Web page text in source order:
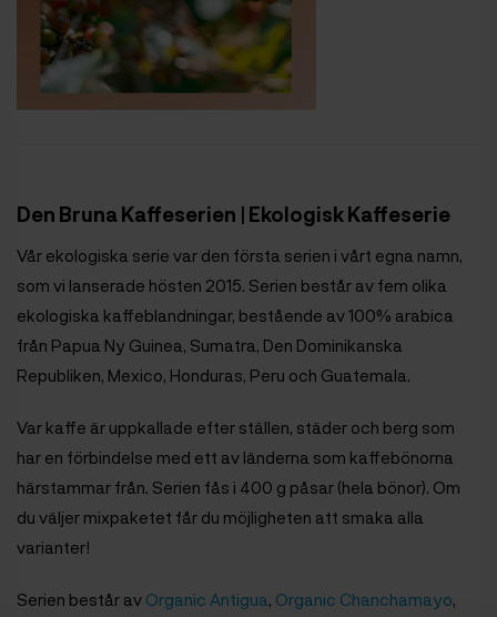
Den Bruna Kaffeserien | Ekologisk Kaffeserie
Vår ekologiska serie var den första serien i vårt egna namn,
som vi lanserade hösten 2015. Serien består av fem olika
ekologiska kaffeblandningar, bestående av 100% arabica
från Papua Ny Guinea, Sumatra, Den Dominikanska
Republiken, Mexico, Honduras, Peru och Guatemala.
Var kaffe är uppkallade efter ställen, städer och berg som
har en förbindelse med ett av länderna som kaffebönorna
härstammar från. Serien fås i 400 g påsar (hela bönor). Om
du väljer mixpaketet får du möjligheten att smaka alla
varianter!
Serien består av Organic Antigua, Organic Chanchamayo,